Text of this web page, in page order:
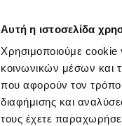
Αυτή η ιστοσελίδα
Χρησιμοποιούμε cookie
κοινωνικών μέσων και
που αφορούν τον τρόπο
διαφήμισης και
τους έχετε